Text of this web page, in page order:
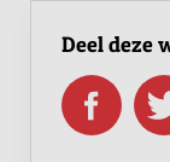
Een fijne,
comfort en
Deel deze